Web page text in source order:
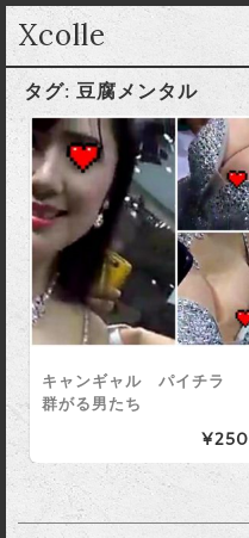
Xcolle
タグ: 豆腐メンタル
キャンギャル パイチラ
群がる男たち
¥250